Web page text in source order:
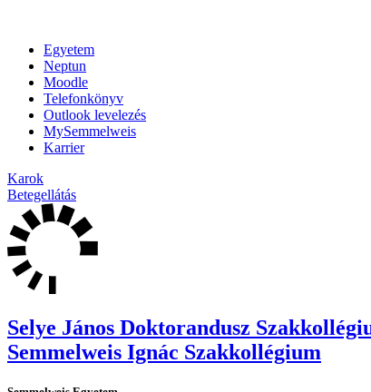
Egyetem
Neptun
Moodle
Telefonkönyv
Outlook levelezés
MySemmelweis
Karrier
Karok
Betegellátás
Selye János Doktorandusz
Semmelweis Ignác Szakkollégium